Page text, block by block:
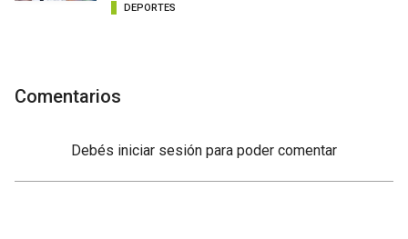
DEPORTES
Comentarios
Debés iniciar sesión para poder comentar